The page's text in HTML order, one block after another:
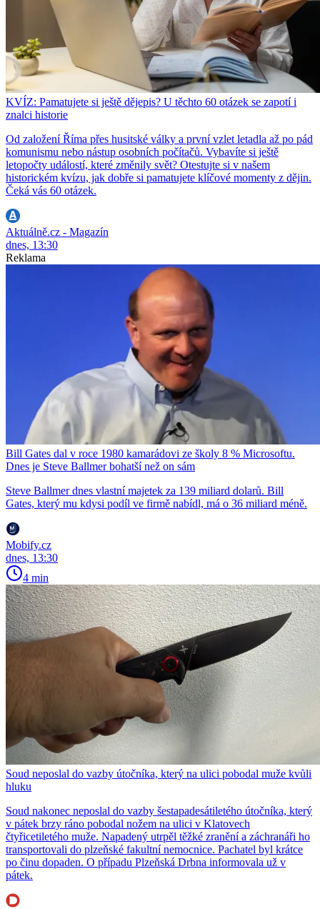
KVÍZ: Pamatujete si ještě dějepis? U těchto 60 otázek se zapotí i
znalci historie
Od založení Říma přes husitské války a první vzlet letadla až po pád
komunismu nebo nástup osobních počítačů. Vybavíte si ještě
letopočty událostí, které změnily svět? Otestujte si v našem
historickém kvízu, jak dobře si pamatujete klíčové momenty z dějin.
Čeká vás 60 otázek.
Aktuálně.cz - Magazín
dnes, 13:30
Reklama
Bill Gates dal v roce 1980 kamarádovi ze školy 8 % Microsoftu.
Dnes je Steve Ballmer bohatší než on sám
Steve Ballmer dnes vlastní majetek za 139 miliard dolarů. Bill
Gates, který mu kdysi podíl ve firmě nabídl, má o 36 miliard méně.
Mobify.cz
dnes, 13:30
4 min
Soud neposlal do vazby útočníka, který na ulici pobodal muže kvůli
hluku
Soud nakonec neposlal do vazby šestapadesátiletého útočníka, který
v pátek brzy ráno pobodal nožem na ulici v Klatovech
čtyřicetiletého muže. Napadený utrpěl těžké zranění a záchranáři ho
transportovali do plzeňské fakultní nemocnice. Pachatel byl krátce
po činu dopaden. O případu Plzeňská Drbna informovala už v
pátek.